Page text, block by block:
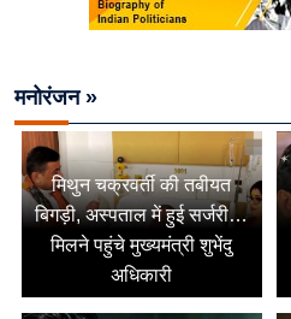
मनोरंजन »
मिथुन चक्रवर्ती की तबीयत
बिगड़ी, अस्पताल में हुई सर्जरी…
मिलने पहुंचे मुख्यमंत्री शुभेंदु
अधिकारी